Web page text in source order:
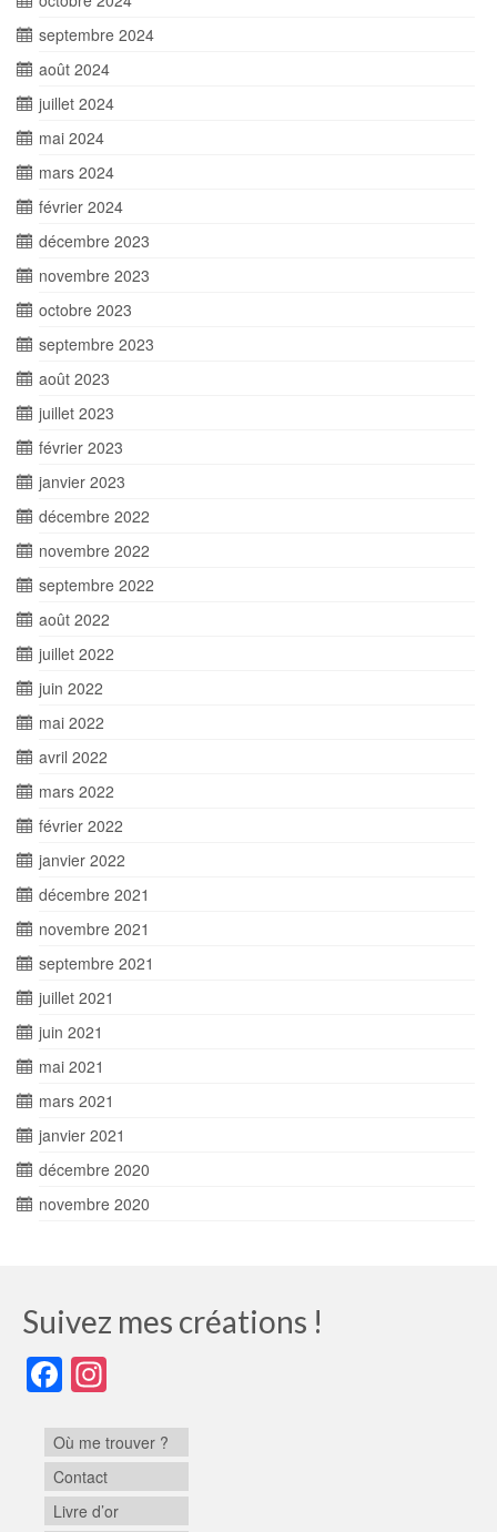
septembre 2024
août 2024
juillet 2024
mai 2024
mars 2024
février 2024
décembre 2023
novembre 2023
octobre 2023
septembre 2023
août 2023
juillet 2023
février 2023
janvier 2023
décembre 2022
novembre 2022
septembre 2022
août 2022
juillet 2022
juin 2022
mai 2022
avril 2022
mars 2022
février 2022
janvier 2022
décembre 2021
novembre 2021
septembre 2021
juillet 2021
juin 2021
mai 2021
mars 2021
janvier 2021
décembre 2020
novembre 2020
Suivez mes créations !
Facebook
Où me trouver ?
Contact
Livre d’or